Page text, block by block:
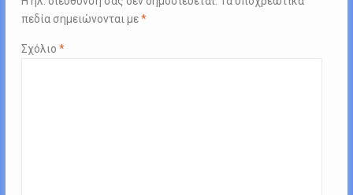
πεδία σημειώνονται με*
Σχόλιο *